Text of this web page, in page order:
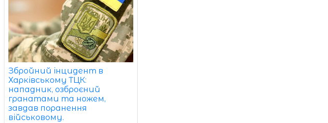
Збройний інцидент в
Харківському ТЦК:
нападник, озброєний
гранатами та ножем,
завдав поранення
військовому.